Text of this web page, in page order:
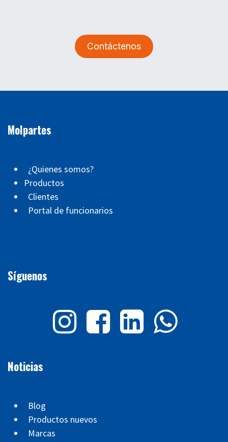
Contáctenos
Molpartes
¿Quienes somos?
Productos
Clientes
Portal de funcionarios
Síguenos
Noticias
Blog
Productos nuevos
Marcas